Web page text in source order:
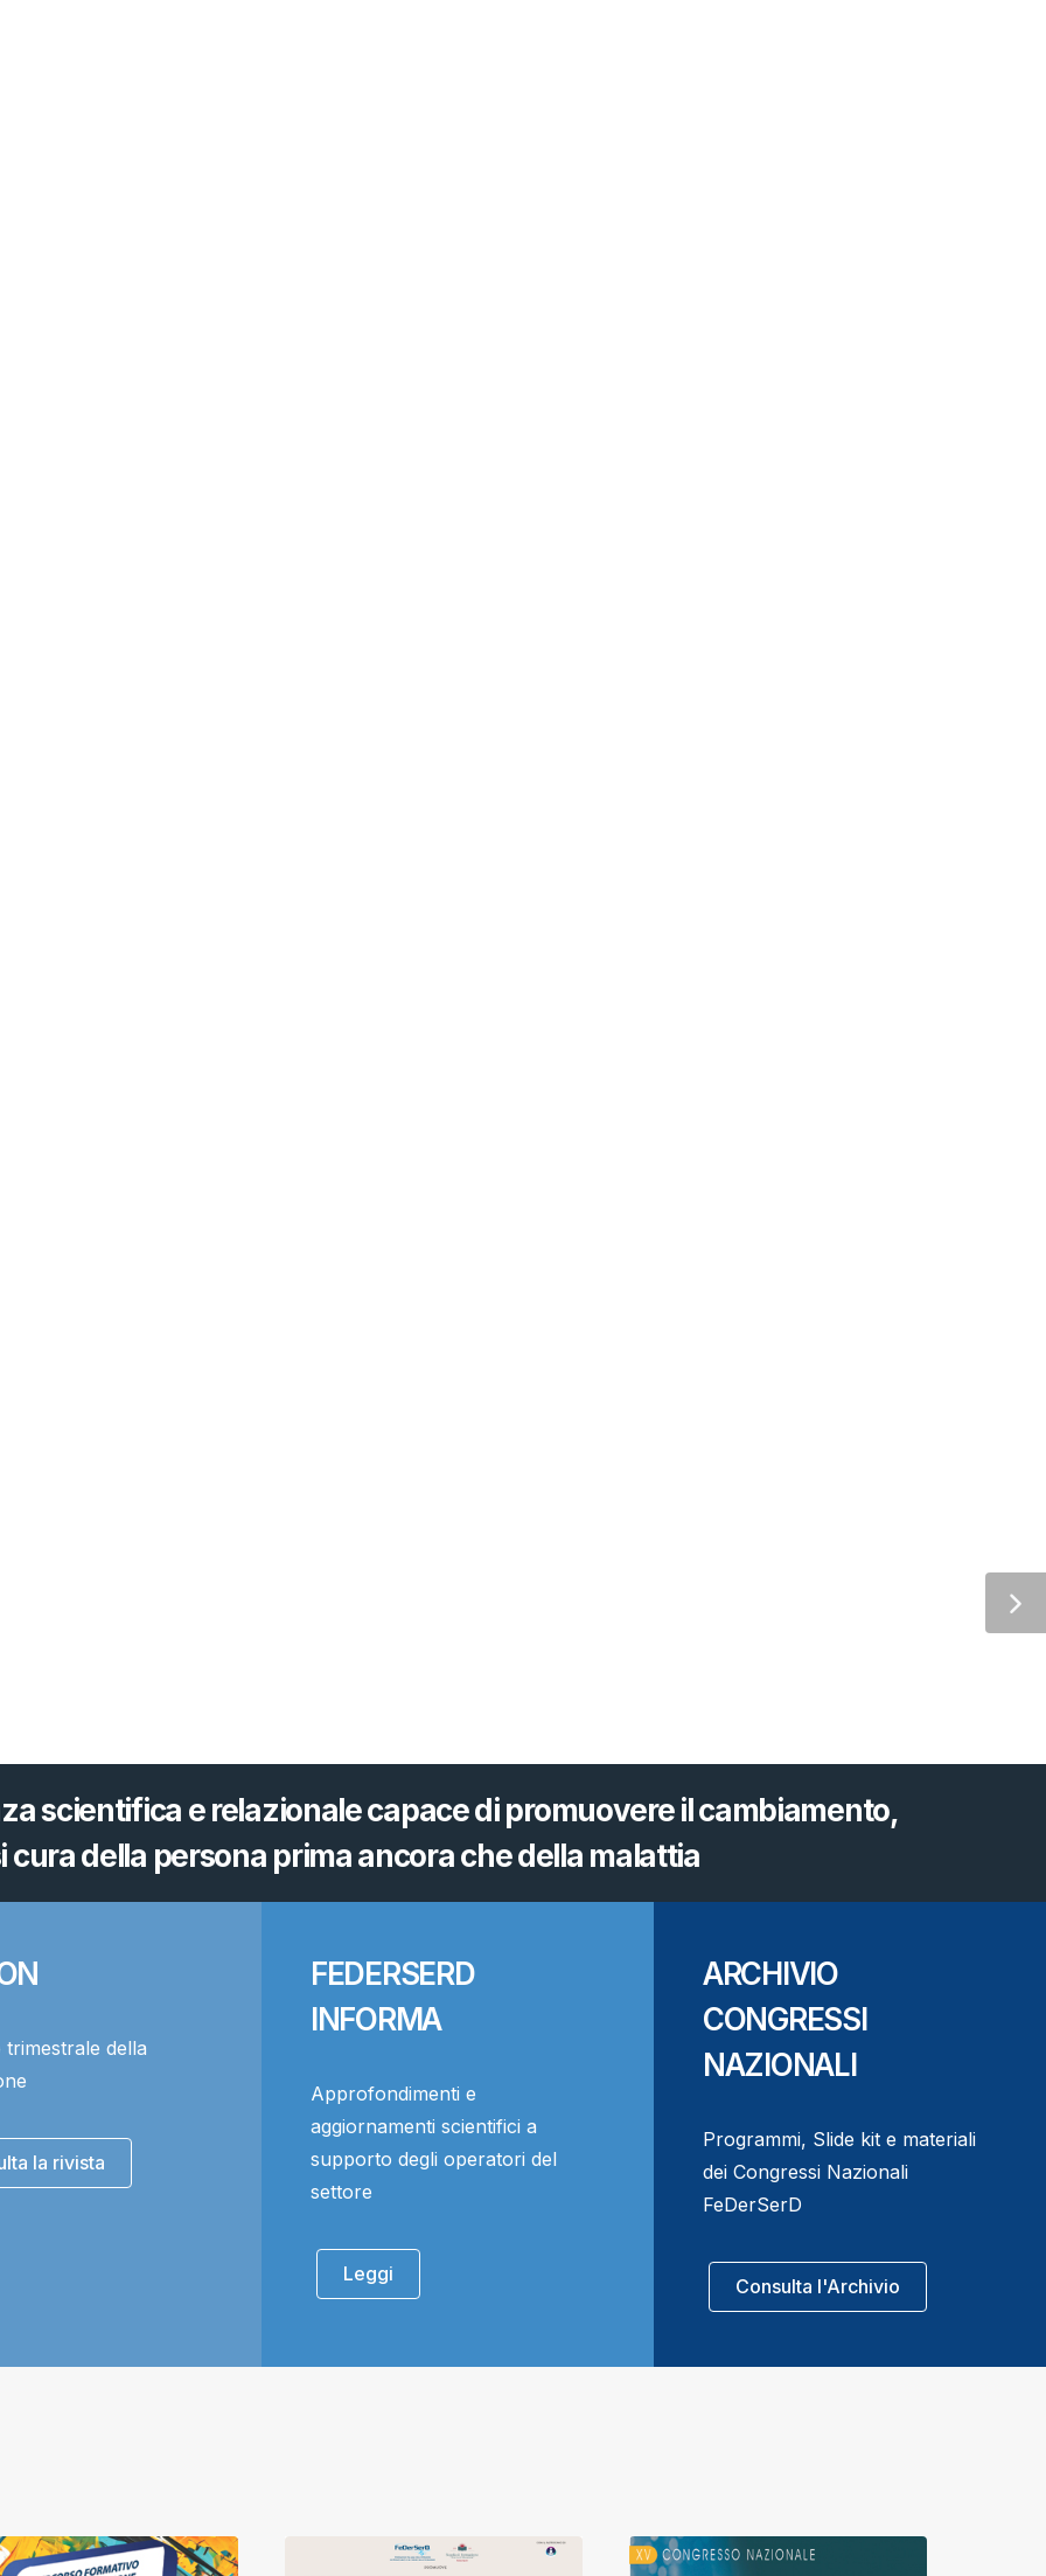
scientifica e relazionale capace di promuovere il cambiamento,
cura della persona prima ancora che della malattia
trimestrale della
la rivista
FEDERSERD
INFORMA
Approfondimenti e
aggiornamenti scientifici a
supporto degli operatori del
settore
Leggi
ARCHIVIO
CONGRESSI
NAZIONALI
Programmi, Slide kit e materiali
dei Congressi Nazionali
FeDerSerD
Consulta l'Archivio